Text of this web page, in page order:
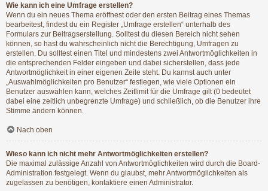
Wie kann ich eine Umfrage erstellen?
Wenn du ein neues Thema eröffnest oder den ersten Beitrag eines Themas
bearbeitest, findest du ein Register „Umfrage erstellen“ unterhalb des
Formulars zur Beitragserstellung. Solltest du diesen Bereich nicht sehen
können, so hast du wahrscheinlich nicht die Berechtigung, Umfragen zu
erstellen. Du solltest einen Titel und mindestens zwei Antwortmöglichkeiten in
die entsprechenden Felder eingeben und dabei sicherstellen, dass jede
Antwortmöglichkeit in einer eigenen Zeile steht. Du kannst auch unter
„Auswahlmöglichkeiten pro Benutzer“ festlegen, wie viele Optionen ein
Benutzer auswählen kann, welches Zeitlimit für die Umfrage gilt (0 bedeutet
dabei eine zeitlich unbegrenzte Umfrage) und schließlich, ob die Benutzer ihre
Stimme ändern können.
Nach oben
Wieso kann ich nicht mehr Antwortmöglichkeiten erstellen?
Die maximal zulässige Anzahl von Antwortmöglichkeiten wird durch die Board-
Administration festgelegt. Wenn du glaubst, mehr Antwortmöglichkeiten als
zugelassen zu benötigen, kontaktiere einen Administrator.